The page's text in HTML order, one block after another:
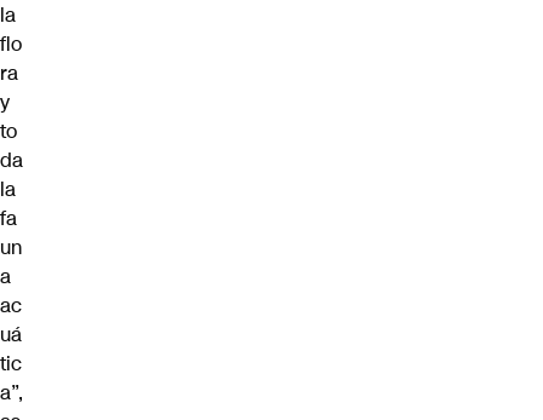
la
flo
ra
y
to
da
la
fa
un
a
ac
uá
tic
a”,